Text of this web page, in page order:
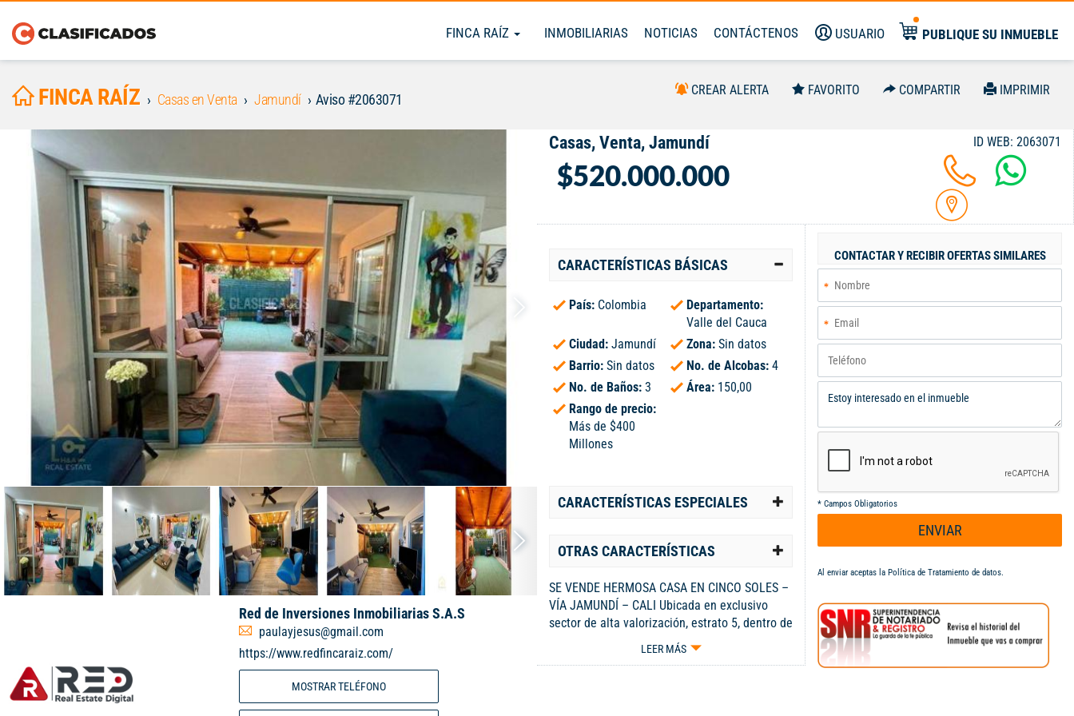
FINCA RAÍZ INMOBILIARIAS NOTICIAS CONTÁCTENOS USUARIO PUBLIQUE SU INMUEBLE
FINCA RAÍZ Casas en Venta Jamundí Aviso #2063071
CREAR ALERTA FAVORITO COMPARTIR IMPRIMIR
Red de Inversiones Inmobiliarias S.A.S
paulayjesus@gmail.com
https://www.redfincaraiz.com/
MOSTRAR TELÉFONO
Casas, Venta, Jamundí
$520.000.000
ID WEB: 2063071
CARACTERÍSTICAS BÁSICAS
País: Colombia
Departamento:
Valle del Cauca
Ciudad: Jamundí Zona: Sin datos
Barrio: Sin datos No. de Alcobas: 4
No. de Baños: 3 Área: 150,00
Rango de precio:
Más de $400
Millones
CARACTERÍSTICAS ESPECIALES
OTRAS CARACTERÍSTICAS
SE VENDE HERMOSA CASA EN CINCO SOLES –
VÍA JAMUNDÍ – CALI Ubicada en exclusivo
sector de alta valorización, estrato 5, dentro de
condominio residencial. Área construida: 150
m² Distribuida en 2 niveles Primer Nivel 1
LEER MÁS
CONTACTAR Y RECIBIR OFERTAS SIMILARES
* Campos Obligatorios
ENVIAR
Al enviar aceptas la Política de Tratamiento de datos.